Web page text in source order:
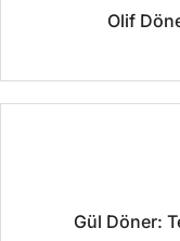
Olif
Gül Döner: